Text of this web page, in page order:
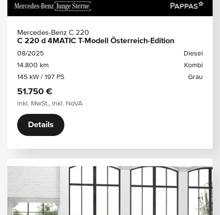
Mercedes-Benz C 220
C 220 d 4MATIC T-Modell Österreich-Edition
08/2025
Diesel
14.800 km
Kombi
145 kW / 197 PS
Grau
51.750 €
inkl. MwSt., inkl. NoVA
Details